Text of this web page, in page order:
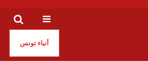
أنباء تونس